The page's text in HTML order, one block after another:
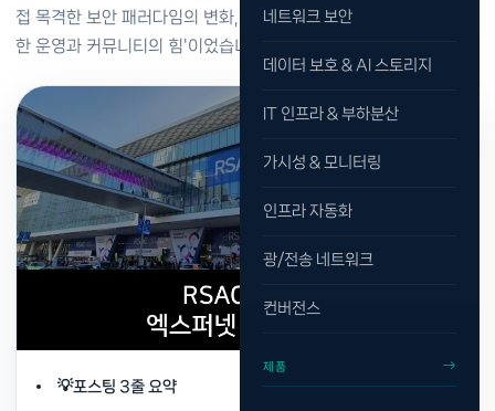
네트워크 보안
데이터 보호 & AI 스토리지
IT 인프라 & 부하분산
가시성 & 모니터링
인프라 자동화
광/전송 네트워크
컨버전스
제품
접 목격한 보안 패러다임의 변화, 화두는 화려한 AI 기술보다 '안전
한 운영과 커뮤니티의 힘'이었습니다.
💡포스팅 3줄 요약